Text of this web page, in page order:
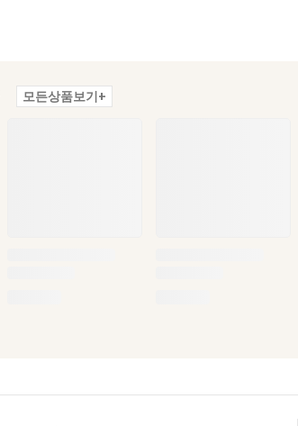
모든상품보기+